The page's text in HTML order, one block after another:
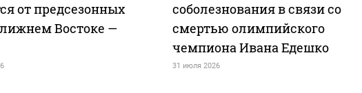
от предсезонных
Востоке —
соболезнования в связи со
смертью олимпийского
чемпиона Ивана Едешко
31 июля 2026